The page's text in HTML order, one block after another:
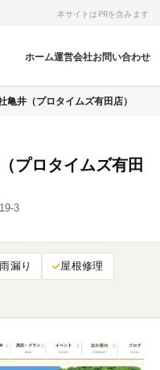
本サイトはPRを含みます
ホーム運営会社お問い合わせ
亀井（プロタイムズ有田店）
プロタイムズ有田
雨漏り 屋根修理